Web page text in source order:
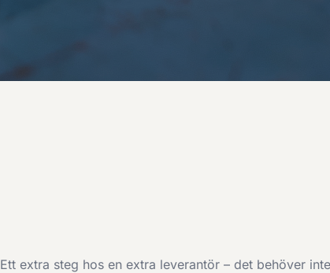
Ett extra steg hos en extra leverantör – det behöver